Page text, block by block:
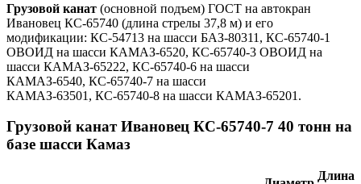
Грузовой канат (основной подъем) ГОСТ на автокран
Ивановец КС-65740 (длина стрелы 37,8 м) и его
модификации: КС-54713 на шасси БАЗ-80311, КС-65740-1
ОВОИД на шасси КАМАЗ-6520, КС-65740-3 ОВОИД на
шасси КАМАЗ-65222, КС-65740-6 на шасси
КАМАЗ-6540, КС-65740-7 на шасси
КАМАЗ-63501, КС-65740-8 на шасси КАМАЗ-65201.
Грузовой канат Ивановец КС-65740-7 40 тонн на
базе шасси Камаз
Длина